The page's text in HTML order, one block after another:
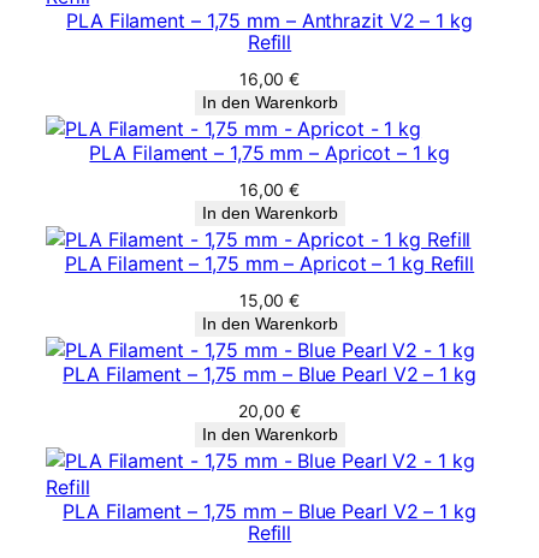
PLA Filament – 1,75 mm – Anthrazit V2 – 1 kg
Refill
16,00€
In den Warenkorb
PLA Filament – 1,75 mm – Apricot – 1 kg
16,00€
In den Warenkorb
PLA Filament – 1,75 mm – Apricot – 1 kg Refill
15,00€
In den Warenkorb
PLA Filament – 1,75 mm – Blue Pearl V2 – 1 kg
20,00 €
In den Warenkorb
PLA Filament – 1,75 mm – Blue Pearl V2 – 1 kg
Refill